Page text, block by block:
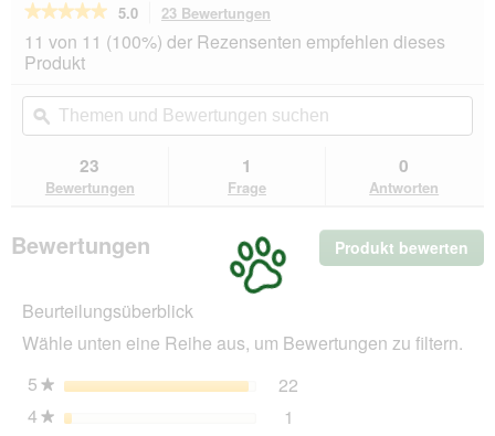
★★★★★
★★★★★
von
5
lesen
für
TabiMin
Tablets
5.0 23 Bewertungen
dieser
Aktion
du
zu
den
11 von 11 (100%) der Rezensenten empfehlen dieses
Produkt
Themen
und
Bewertungen
ϙ
23
Bewertungen
1
Frage
0
Antworten
Bewertungen Produkt bewerten
Mit
Beurteilungsüberblick
Wähle unten eine Reihe aus, um Bewertungen zu filtern.
5★ Sterne 22
4★ Sterne 1